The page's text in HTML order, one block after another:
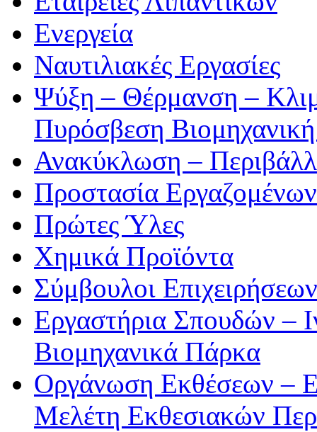
Ενεργεία
Ναυτιλιακές Εργασίες
Ψύξη – Θέρμανση –
Πυρόσβεση
Ανακύκλωση –
Προστασία Εργαζομένων
Πρώτες Ύλες
Χημικά Προϊόντα
Σύμβουλοι Επιχειρήσεων
Εργαστήρια Σπουδών –
Βιομηχανικά Πάρκα
Οργάνωση Εκθέσεων –
Μελέτη Εκθεσιακών